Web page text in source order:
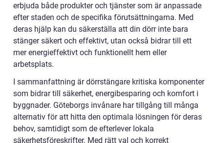
erbjuda både produkter och tjänster som är anpassade
efter staden och de specifika förutsättningarna. Med
deras hjälp kan du säkerställa att din dörr inte bara
stänger säkert och effektivt, utan också bidrar till ett
mer energieffektivt och funktionellt hem eller
arbetsplats.
I sammanfattning är dörrstängare kritiska komponenter
som bidrar till säkerhet, energibesparing och komfort i
byggnader. Göteborgs invånare har tillgång till många
alternativ för att hitta den optimala lösningen för deras
behov, samtidigt som de efterlever lokala
säkerhetsföreskrifter. Med rätt val och korrekt